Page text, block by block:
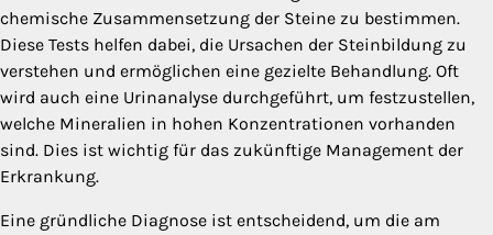
chemische Zusammensetzung der Steine zu bestimmen.
Diese Tests helfen dabei, die Ursachen der Steinbildung zu
verstehen und ermöglichen eine gezielte Behandlung. Oft
wird auch eine Urinanalyse durchgeführt, um festzustellen,
welche Mineralien in hohen Konzentrationen vorhanden
sind. Dies ist wichtig für das zukünftige Management der
Erkrankung.
Eine gründliche Diagnose ist entscheidend, um die am